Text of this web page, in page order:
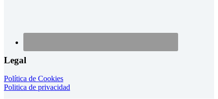
Legal
Política de Cookies
Politica de privacidad